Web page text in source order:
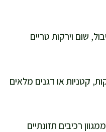
שום וירקות טריים
קטניות או דגנים מלאים
רכיבים תזונתיים